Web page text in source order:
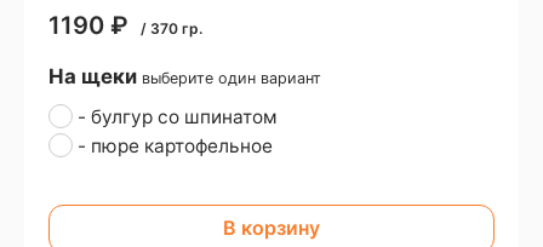
1190 ₽ / 370 гр.
На щеки выберите один вариант
- булгур со шпинатом
- пюре картофельное
В корзину